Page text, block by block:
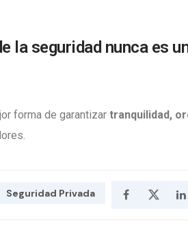
la seguridad nunca es
forma de garantizar tranquilidad,
Seguridad Privada